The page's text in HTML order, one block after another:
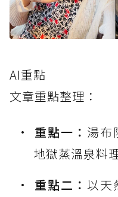
AI重點
文章重點整理：
重點一： 湯布
地獄蒸溫泉料
重點二：以天